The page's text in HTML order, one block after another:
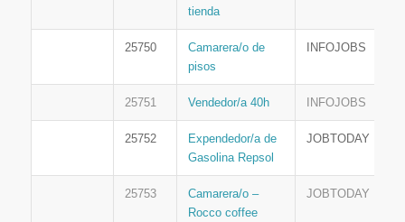
tienda
25750
Camarera/o de
pisos
INFOJOBS
25751 Vendedor/a 40h INFOJOBS
25752
Expendedor/a de
Gasolina Repsol
JOBTODAY
25753
Camarera/o –
Rocco coffee
JOBTODAY